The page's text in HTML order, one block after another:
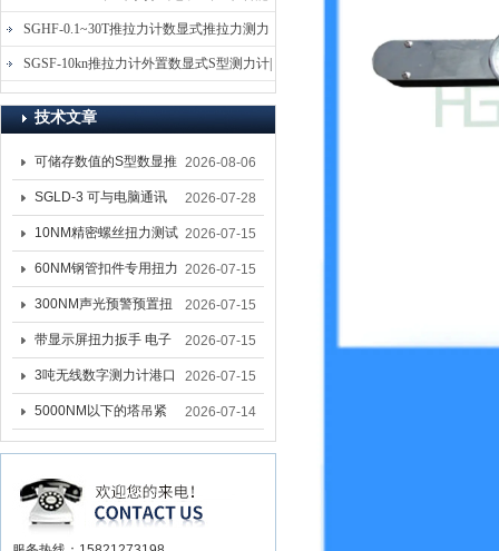
电子式压力测力计
SGHF-0.1~30T推拉力计数显式推拉力测力
计-数字拉压力双向测力仪
SGSF-10kn推拉力计外置数显式S型测力计|
手持连线式拉压力计
技术文章
可储存数值的S型数显推
拉力计 SGSF-100外置
式测力计
2026-08-06
SGLD-3 可与电脑通讯
的无线测力计 0.03-3T化
工行业用遥控式推拉力
计
2026-07-28
10NM精密螺丝扭力测试
专用扭矩扳手,产线质检
螺丝扭力专用扳手厂家
2026-07-15
60NM钢管扣件专用扭力
扳手 脚手架扭力检测扳
手 工地扣件扭矩扳手品
牌
2026-07-15
300NM声光预警预置扭
力扳手 工业紧固专用数
显扭力工具厂家
2026-07-15
带显示屏扭力扳手 电子
数显扭力扳手 20NM精
准可调力矩扳手品牌
2026-07-15
3吨无线数字测力计港口
吊装专用
2026-07-15
5000NM以下的塔吊紧
固大扭力电动扳手 塔机
安装电动扳手厂家
2026-07-14